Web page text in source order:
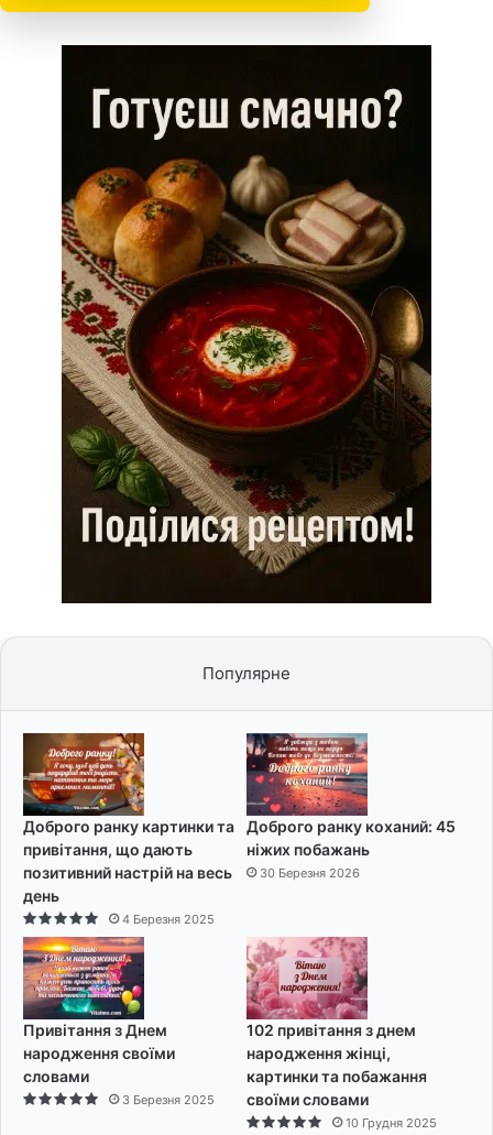
Популярне
Доброго ранку картинки та
привітання, що дають
позитивний настрій на весь
день
4 Березня 2025
Доброго ранку коханий: 45
ніжих побажань
30 Березня 2026
Привітання з Днем
народження своїми
словами
3 Березня 2025
102 привітання з днем
народження жінці,
картинки та побажання
своїми словами
10 Грудня 2025